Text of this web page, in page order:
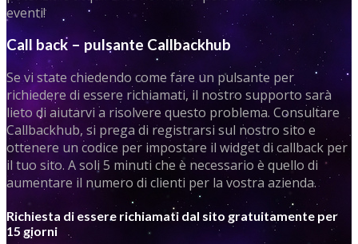
eventi!
Call back – pulsante Callbackhub
Se vi state chiedendo come fare un pulsante per
richiedere di essere richiamati, il nostro supporto sarà
lieto di aiutarvi a risolvere questo problema. Consultare
Callbackhub, si prega di registrarsi sul nostro sito e
ottenere un codice per impostare il widget di callback per
il tuo sito. A soli 5 minuti che è necessario è quello di
aumentare il numero di clienti per la vostra azienda.
Richiesta di essere richiamati dal sito gratuitamente per
15 giorni